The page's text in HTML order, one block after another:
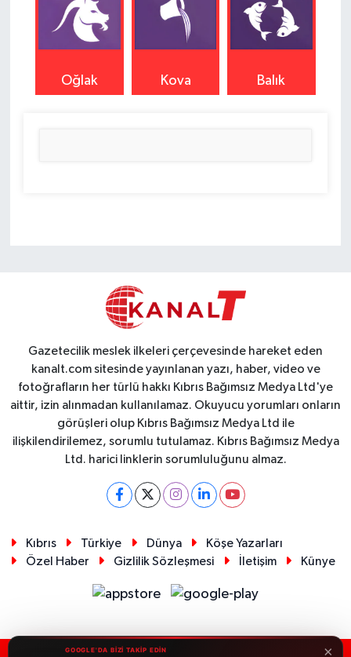
Oğlak Kova Balık
Gazetecilik meslek ilkeleri çerçevesinde hareket eden
kanalt.com sitesinde yayınlanan yazı, haber, video ve
fotoğrafların her türlü hakkı Kıbrıs Bağımsız Medya Ltd'ye
aittir, izin alınmadan kullanılamaz. Okuyucu yorumları onların
görüşleri olup Kıbrıs Bağımsız Medya Ltd ile
ilişkilendirilemez, sorumlu tutulamaz. Kıbrıs Bağımsız Medya
Ltd. harici linklerin sorumluluğunu almaz.
Kıbrıs Türkiye Dünya
Köşe Yazarları
Özel Haber
Gizlilik Sözleşmesi İletişim Künye
×
GOOGLE'DA BİZİ TAKİP EDİN